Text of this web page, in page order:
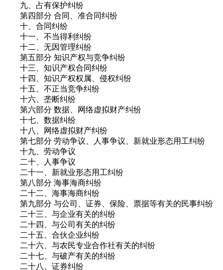
九、占有保护纠纷
第四部分 合同、准合同纠纷
十、合同纠纷
十一、不当得利纠纷
十二、无因管理纠纷
第五部分 知识产权与竞争纠纷
十三、知识产权合同纠纷
十四、知识产权权属、侵权纠纷
十五、不正当竞争纠纷
十六、垄断纠纷
第六部分 数据、网络虚拟财产纠纷
十七、数据纠纷
十八、网络虚拟财产纠纷
第七部分 劳动争议、人事争议、新就业形态用工纠纷
十九、劳动争议
二十、人事争议
二十一、新就业形态用工纠纷
第八部分 海事海商纠纷
二十二、海事海商纠纷
第九部分 与公司、证券、保险、票据等有关的民事纠纷
二十三、与企业有关的纠纷
二十四、与公司有关的纠纷
二十五、合伙企业纠纷
二十六、与农民专业合作社有关的纠纷
二十七、与破产有关的纠纷
二十八、证券纠纷